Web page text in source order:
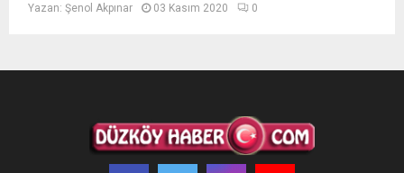
Yazan: Şenol Akpınar 03 Kasım 2020 0